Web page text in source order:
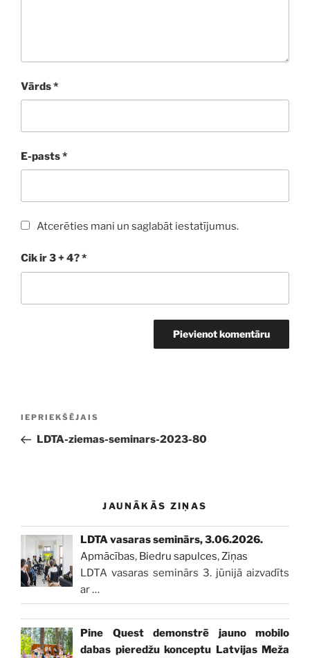
Vārds*
E-pasts*
Atcerēties mani un saglabāt iestatījumus.
Cik ir 3 + 4?*
Iepriekšējā
ziņa:
IEPRIEKŠĒJAIS
LDTA-ziemas-seminars-2023-80
JAUNĀKĀS ZIŅAS
LDTA vasaras seminārs, 3.06.2026.
Apmācības, Biedru sapulces,Ziņas
LDTA vasaras seminārs 3. jūnijā aizvadīts
ar…
Pine Quest demonstrē jauno mobilo
dabas pieredžu konceptu Latvijas Meža